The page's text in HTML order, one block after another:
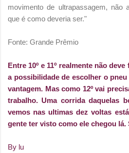
movimento de ultrapassagem, não
que é como deveria ser."
Fonte: Grande Prêmio
Entre 10º e 11º realmente não
a possibilidade de escolher o pneu
vantagem. Mas como 12º vai
trabalho. Uma corrida daquelas
vemos nas ultimas dez voltas
gente ter visto como ele chegou lá.
By lu